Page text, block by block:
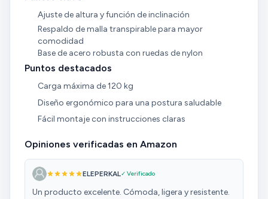
Ajuste de altura y función de inclinación
Respaldo de malla transpirable para mayor
comodidad
Base de acero robusta con ruedas de nylon
Puntos destacados
Carga máxima de 120 kg
Diseño ergonómico para una postura saludable
Fácil montaje con instrucciones claras
Opiniones verificadas en Amazon
ELEPERKAL✓ Verificado
Un producto excelente. Cómoda, ligera y resistente.